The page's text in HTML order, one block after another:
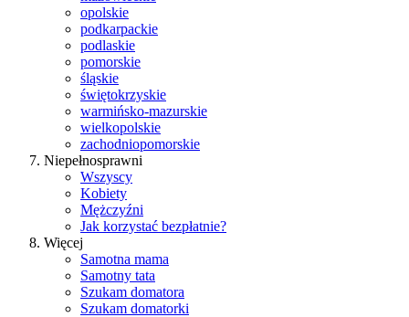
opolskie
podkarpackie
podlaskie
pomorskie
śląskie
świętokrzyskie
warmińsko-mazurskie
wielkopolskie
zachodniopomorskie
Niepełnosprawni
Wszyscy
Kobiety
Mężczyźni
Jak korzystać bezpłatnie?
Więcej
Samotna mama
Samotny tata
Szukam domatora
Szukam domatorki